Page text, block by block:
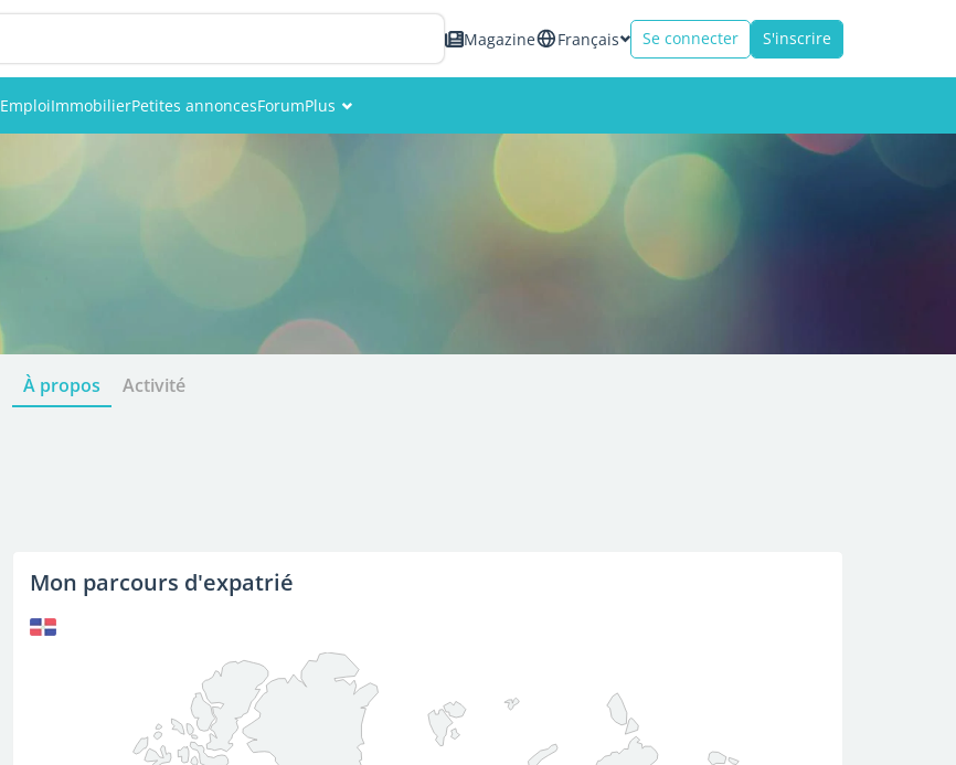
Magazine Français Se connecter S'inscrire
EmploiImmobilierPetites annoncesForumPlus
À propos Activité
Mon parcours d'expatrié